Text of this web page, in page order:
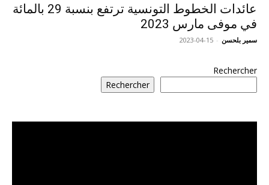
عائدات الخطوط التونسية ترتفع بنسبة 29 بالمائة
في موفى مارس 2023
سمير بلحسن -
2023-04-15
Rechercher
Rechercher